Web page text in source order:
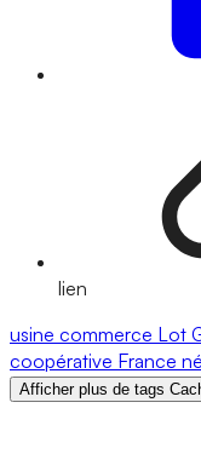
lien
usine commerce Lot
coopérative France
Afficher plus de tags